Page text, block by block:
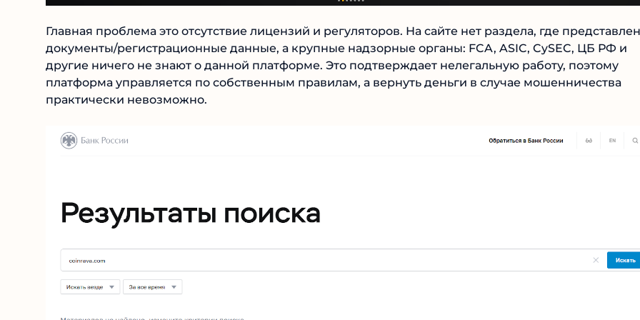
Главная проблема это отсутствие лицензий и регуляторов. На сайте нет раздела, где
документы/регистрационные данные, а крупные надзорные органы: FCA, ASIC, CySEC, ЦБ РФ и
другие ничего не знают о данной платформе. Это подтверждает нелегальную работу, поэтому
платформа управляется по собственным правилам, а вернуть деньги в случае мошенничества
практически невозможно.